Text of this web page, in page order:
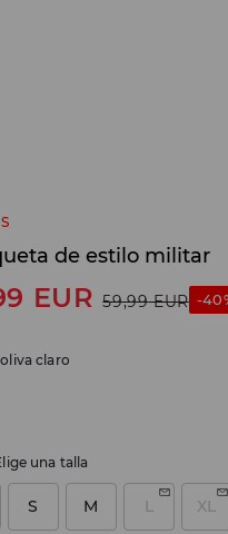
de estilo militar
EUR 59,99 EUR -
oliva claro
una talla
S M L XL